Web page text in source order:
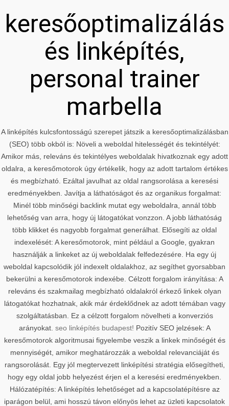
keresőoptimalizálás
és linképítés,
personal trainer
marbella
A linképítés kulcsfontosságú szerepet játszik a keresőoptimalizálásban
(SEO) több okból is: Növeli a weboldal hitelességét és tekintélyét:
Amikor más, releváns és tekintélyes weboldalak hivatkoznak egy adott
oldalra, a keresőmotorok úgy értékelik, hogy az adott tartalom értékes
és megbízható. Ezáltal javulhat az oldal rangsorolása a keresési
eredményekben. Javítja a láthatóságot és az organikus forgalmat:
Minél több minőségi backlink mutat egy weboldalra, annál több
lehetőség van arra, hogy új látogatókat vonzzon. A jobb láthatóság
több klikket és nagyobb forgalmat generálhat. Elősegíti az oldal
indexelését: A keresőmotorok, mint például a Google, gyakran
használják a linkeket az új weboldalak felfedezésére. Ha egy új
weboldal kapcsolódik jól indexelt oldalakhoz, az segíthet gyorsabban
bekerülni a keresőmotorok indexébe. Célzott forgalom irányítása: A
releváns és szakmailag megbízható oldalakról érkező linkek olyan
látogatókat hozhatnak, akik már érdeklődnek az adott témában vagy
szolgáltatásban. Ez a célzott forgalom növelheti a konverziós
arányokat. seo linképítés budapest! Pozitív SEO jelzések: A
keresőmotorok algoritmusai figyelembe veszik a linkek minőségét és
mennyiségét, amikor meghatározzák a weboldal relevanciáját és
rangsorolását. Egy jól megtervezett linképítési stratégia elősegítheti,
hogy egy oldal jobb helyezést érjen el a keresési eredményekben.
Hálózatépítés: A linképítés lehetőséget ad a kapcsolatépítésre az
iparágon belül, ami hosszú távon előnyös lehet az üzleti kapcsolatok